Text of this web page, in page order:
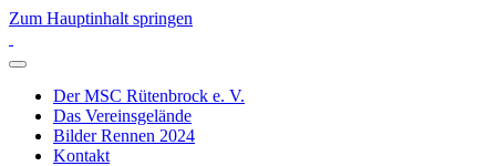
Zum Hauptinhalt springen
Der MSC Rütenbrock e. V.
Das Vereinsgelände
Bilder Rennen 2024
Kontakt